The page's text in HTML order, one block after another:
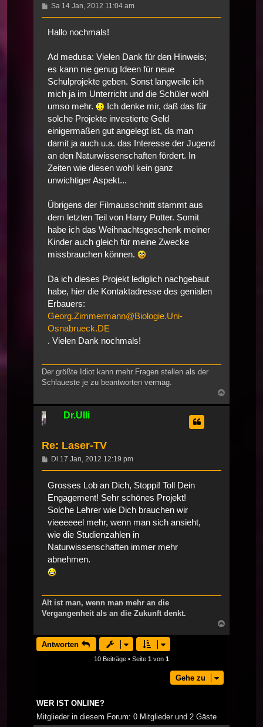
Beitrag
Sa 14 Jan, 2012 11:04 am
Hallo nochmals!
Ad medusa: Vielen Dank für den Hinweis;
es kann nie genug Ideen für neue
Schulprojekte geben. Sonst langweile ich
mich ja im Unterricht und die Schüler wohl
umso mehr.
Ich denke mir, daß das für
solche Projekte investierte Geld
einigermaßen gut angelegt ist, da man
damit ja auch u.a. das Interesse der Jugend
an den Naturwissenschaften fördert. In
Zeiten wie diesen wohl kein ganz
unwichtiger Aspekt...
Übrigens der Filmausschnitt stammt aus
dem letzten Teil von Harry Potter. Somit
habe ich das Weihnachtsgeschenk meiner
Kinder auch gleich für meine Zwecke
missbrauchen können.
Da ich dieses Projekt lediglich nachgebaut
habe, hier die Kontaktadresse des genialen
Erbauers:
Georg.Zimmermann@Biologie.Uni-
Osnabrueck.DE
. Vielen Dank nochmals!
Der größte Idiot kann mehr Fragen stellen als der
Schlaueste je zu beantworten vermag.
oben
Dr.Ulli
Re: Laser-TV
Beitrag
Di 17 Jan, 2012 12:19 pm
Grosses Lob an Dich, Stoppi! Toll Dein
Engagement! Sehr schönes Projekt!
Solche Lehrer wie Dich brauchen wir
vieeeeeel mehr, wenn man sich ansieht,
wie die Studienzahlen in
Naturwissenschaften immer mehr
abnehmen.
Alt ist man, wenn man mehr an die
Vergangenheit als an die Zukunft denkt.
oben
Antworten
10 Beiträge • Seite 1 von 1
Gehe zu
WER IST ONLINE?
Mitglieder in diesem Forum: 0 Mitglieder und 2 Gäste